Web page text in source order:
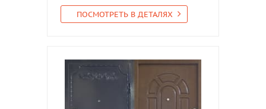
ПОСМОТРЕТЬ В ДЕТАЛЯХ